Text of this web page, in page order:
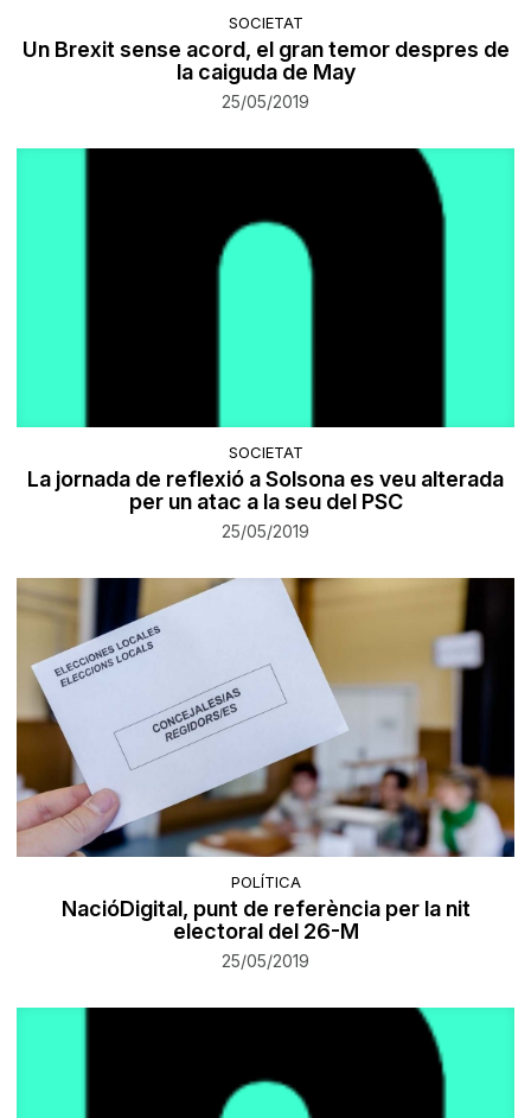
SOCIETAT
Un Brexit sense acord, el gran temor despres de
la caiguda de May
25/05/2019
SOCIETAT
La jornada de reflexió a Solsona es veu alterada
per un atac a la seu del PSC
25/05/2019
POLÍTICA
NacióDigital, punt de referència per la nit
electoral del 26-M
25/05/2019